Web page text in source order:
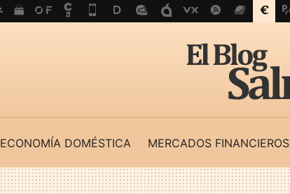
ECONOMÍA DOMÉSTICA MERCADOS FINANCIEROS